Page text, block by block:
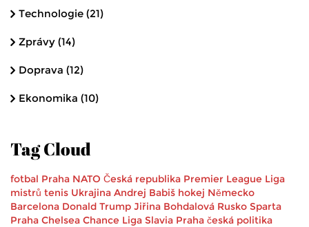
Technologie (21)
Zprávy (14)
Doprava (12)
Ekonomika (10)
Tag Cloud
fotbal Praha NATO Česká republika Premier League Liga
mistrů tenis Ukrajina Andrej Babiš hokej Německo
Barcelona Donald Trump Jiřina Bohdalová Rusko Sparta
Praha Chelsea Chance Liga Slavia Praha česká politika